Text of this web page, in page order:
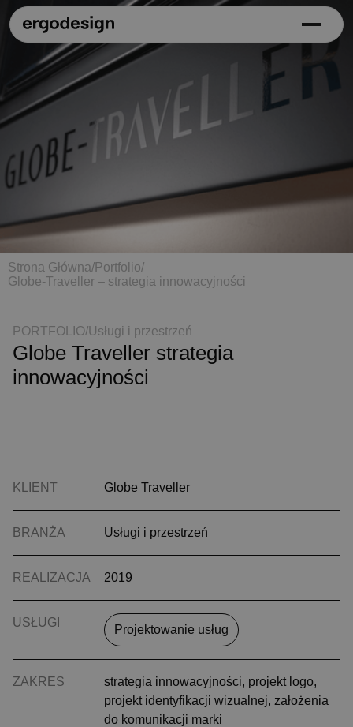
Strona Główna/Portfolio/
Globe-Traveller – strategia innowacyjności
PORTFOLIO/Usługi i przestrzeń
Globe Traveller strategia
innowacyjności
KLIENT Globe Traveller
BRANŻA Usługi i przestrzeń
REALIZACJA 2019
USŁUGI
Projektowanie usług
ZAKRES
strategia innowacyjności, projekt logo,
projekt identyfikacji wizualnej, założenia
do komunikacji marki